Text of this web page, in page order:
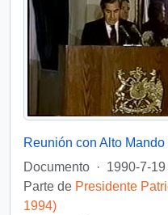
Documento · 1990-7-19
Parte de Presidente
1994)